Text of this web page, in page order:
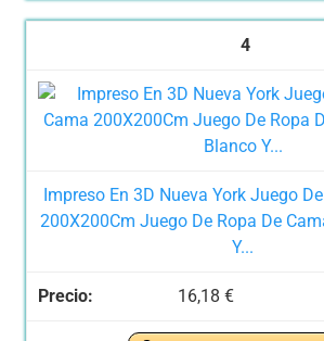
4
Impreso En 3D Nueva York Juego
200X200Cm Juego De Ropa De
Y...
16,18 €